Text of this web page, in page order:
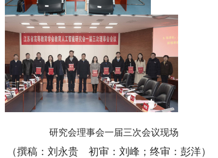
研究会理事会一届三次会议现场
（撰稿： 刘永贵 初审： 刘峰； 终审 ： 彭洋）